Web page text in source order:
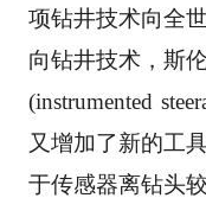
项钻井技术向全
向钻井技术，斯
(instrumented
又增加了新的工
于传感器离钻头